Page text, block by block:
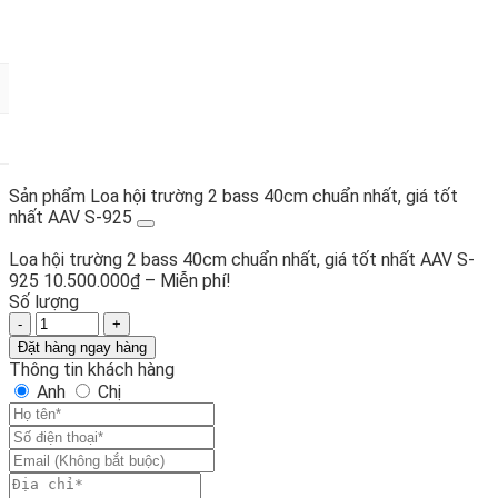
Sản phẩm Loa hội trường 2 bass 40cm chuẩn nhất, giá tốt
nhất AAV S-925
Loa hội trường 2 bass 40cm chuẩn nhất, giá tốt nhất AAV S-
925 10.500.000₫ – Miễn phí!
Số lượng
Loa
hội
trường
2
bass
40cm
chuẩn
nhất,
giá
Đặt hàng ngay hàng
Thông tin khách hàng
Anh
Chị